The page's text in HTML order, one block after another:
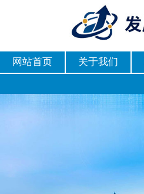
网站首页 关于我们